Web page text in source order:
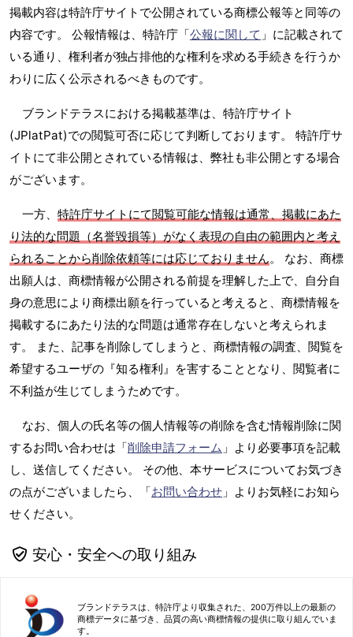
掲載内容は特許庁サイトで公開されている商標公報等と同等の
内容です。 公報情報は、特許庁「公報に関して 」に記載されて
いる通り、権利者が独占排他的な権利を求める手続きを行うか
わりに広く公示されるべきものです。
ブランドテラスにおける掲載基準は、特許庁サイト
(JPlatPat)での閲覧可否に応じて判断しております。 特許庁サ
イトにて非公開とされている情報は、弊社も非公開とする場合
がございます。
一方、 特許庁サイトにて閲覧可能な情報は通常、掲載にあた
り法的な問題（名誉毀損等）がなく表現の自由の範囲内と考え
られることから削除依頼等には応じておりません。 なお、商標
出願人は、商標情報が公開される前提を理解した上で、自分自
身の意思により商標出願を行っていると考えると、商標情報を
掲載するにあたり法的な問題は通常存在しないと考えられま
す。 また、記事を削除してしまうと、商標情報の調査、閲覧を
希望するユーザの『知る権利』を害することとなり、閲覧者に
不利益が生じてしまうためです。
なお、個人の氏名等の個人情報等の削除を含む情報削除に関
するお問い合わせは「削除申請フォーム 」より必要事項を記載
し、送信してください。 その他、本サービスについてお気づき
の点がございましたら、「お問い合わせ 」よりお気軽にお知ら
せください。
安心・安全への取り組み
ブランドテラスは、特許庁より収集された、200万件以上の最新の
商標データに基づき、品質の高い商標情報の提供に取り組んでいま
す。